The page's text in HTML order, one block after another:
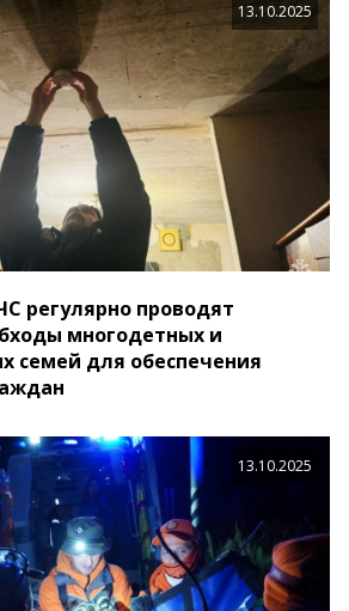
13.10.2025
регулярно проводят
многодетных и
семей для обеспечения
13.10.2025